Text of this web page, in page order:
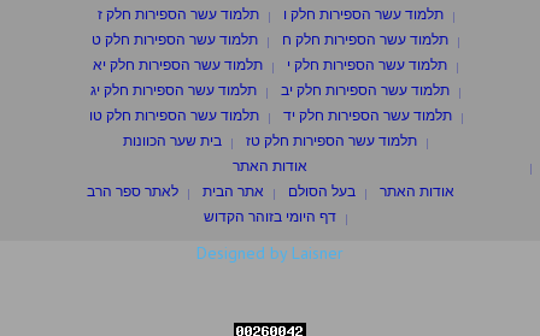
תלמוד עשר הספירות חלק ו
תלמוד עשר הספירות חלק ז
תלמוד עשר הספירות חלק ח
תלמוד עשר הספירות חלק ט
תלמוד עשר הספירות חלק י
תלמוד עשר הספירות חלק יא
תלמוד עשר הספירות חלק יב
תלמוד עשר הספירות חלק יג
תלמוד עשר הספירות חלק יד
תלמוד עשר הספירות חלק טו
תלמוד עשר הספירות חלק טז
בית שער הכוונות
אודות האתר
אודות האתר
בעל הסולם אתר הבית
לאתר ספר הרב
דף היומי בזוהר הקדוש
Designed by Laisner